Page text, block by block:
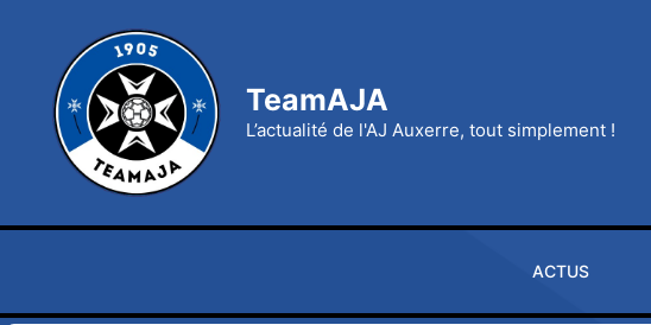
contenu
TeamAJA
L’actualité de l'AJ Auxerre, tout simplement !
ACTUS